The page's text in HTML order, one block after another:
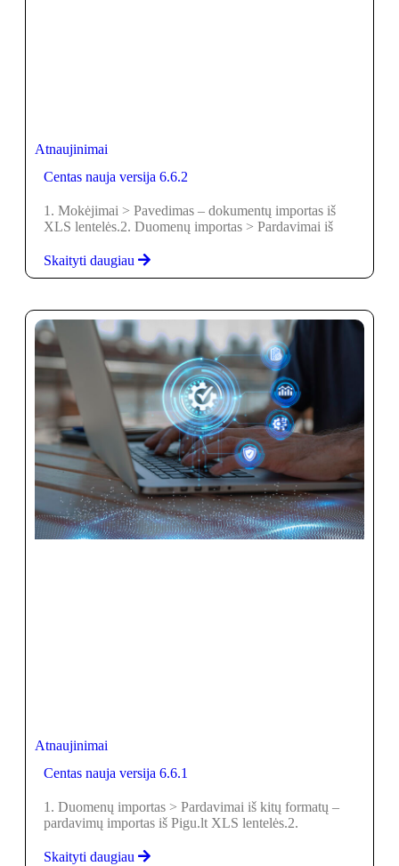
Atnaujinimai
Centas nauja versija 6.6.2
1. Mokėjimai > Pavedimas – dokumentų importas iš
XLS lentelės.2. Duomenų importas > Pardavimai iš
Skaityti daugiau
Atnaujinimai
Centas nauja versija 6.6.1
1. Duomenų importas > Pardavimai iš kitų formatų –
pardavimų importas iš Pigu.lt XLS lentelės.2.
Skaityti daugiau